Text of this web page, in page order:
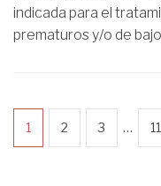
indicada para el
prematuros y/o de
1 2 3 … 11